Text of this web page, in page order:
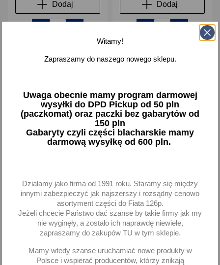
Dodaj Dodaj
Lusso lewe chrom
262,25 zł brutto
Dodaj
Witamy!
Zapraszamy do naszego nowego sklepu.
Uwaga obecnie mamy program darmowej
wysyłki do DPD Pickup od 50 pln
(paczkomat) oraz paczki bez gabarytów od
150 pln
Gabaryty czyli części blacharskie mamy
darmową wysyłkę od 600 pln.
Działamy jako firma od 1991 roku. Staramy się między
innymi zabezpieczyć jak najszerszy i rozsądny cenowo
asortyment części do Fiata 126p.
Jeżeli chcecie Państwo dać szanse by takie firmy jak my
nie wyginęły, a zostało ich naprawdę niewiele,
zapraszamy do zakupów TU w tym sklepie.
Mamy wtedy szanse uruchamiać nowe produkty w
Polsce i wspierać producentów, którzy znikają